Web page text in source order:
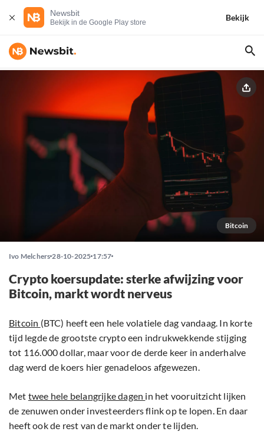
Newsbit
Bekijk in de Google Play store
Bekijk
Bitcoin
Ivo Melchers 28-10-2025 17:57
Crypto koersupdate: sterke afwijzing voor
Bitcoin, markt wordt nerveus
Bitcoin (BTC) heeft een hele volatiele dag vandaag. In korte
tijd legde de grootste crypto een indrukwekkende stijging
tot 116.000 dollar, maar voor de derde keer in anderhalve
dag werd de koers hier genadeloos afgewezen.
Met twee hele belangrijke dagen in het vooruitzicht lijken
de zenuwen onder investeerders flink op te lopen. En daar
heeft ook de rest van de markt onder te lijden.